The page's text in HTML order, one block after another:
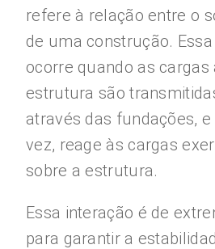
refere à relação entre o
de uma construção.
ocorre quando as cargas
estrutura são
através das fundações,
vez, reage às cargas
sobre a estrutura.
Essa interação é de
para garantir a